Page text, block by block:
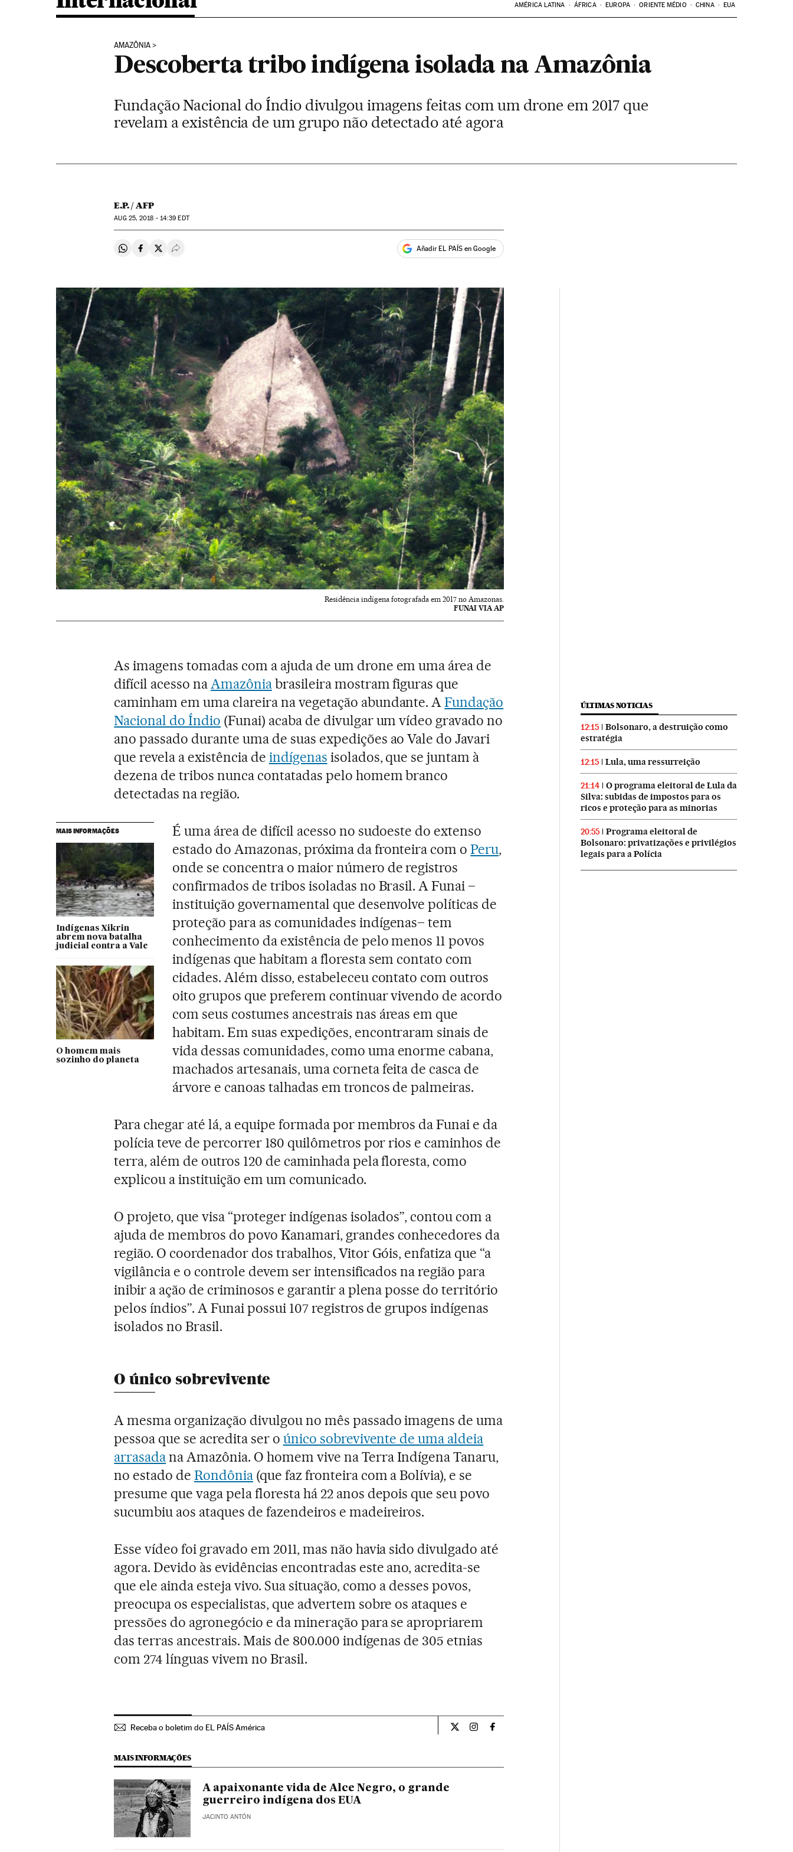
AMÉRICA LATINA ÁFRICA EUROPA ORIENTE MÉDIO CHINA EUA
AMAZÔNIA
Descoberta tribo indígena isolada na Amazônia
Fundação Nacional do Índio divulgou imagens feitas com um drone em 2017 que
revelam a existência de um grupo não detectado até agora
E.P. / AFP
AUG25, 2018 - 14:39 EDT
Compartir en Whatsapp
Compartir en Facebook
Compartir en Twitter
Desplegar Redes Sociales Añadir EL PAÍS en Google
Residência indígena fotografada em 2017 no Amazonas.
FUNAI VIA AP
As imagens tomadas com a ajuda de um drone em uma área de
difícil acesso naAmazôniabrasileira mostram figuras que
caminham em uma clareira na vegetação abundante. AFundação
Nacional do Índio (Funai) acaba de divulgar um vídeo gravado no
ano passado durante uma de suas expedições ao Vale do Javari
que revela a existência de indígenas isolados, que se juntam à
dezena de tribos nunca contatadas pelo homem branco
detectadas na região.
MAIS INFORMAÇÕES
Indígenas Xikrin
abrem nova batalha
judicial contra a Vale
O homem mais
sozinho do planeta
É uma área de difícil acesso no sudoeste do extenso
estado do Amazonas, próxima da fronteira com oPeru,
onde se concentra o maior número de registros
confirmados de tribos isoladas no Brasil. A Funai –
instituição governamental que desenvolve políticas de
proteção para as comunidades indígenas– tem
conhecimento da existência de pelo menos 11 povos
indígenas que habitam a floresta sem contato com
cidades. Além disso, estabeleceu contato com outros
oito grupos que preferem continuar vivendo de acordo
com seus costumes ancestrais nas áreas em que
habitam. Em suas expedições, encontraram sinais de
vida dessas comunidades, como uma enorme cabana,
machados artesanais, uma corneta feita de casca de
árvore e canoas talhadas em troncos de palmeiras.
Para chegar até lá, a equipe formada por membros da Funai e da
polícia teve de percorrer 180 quilômetros por rios e caminhos de
terra, além de outros 120 de caminhada pela floresta, como
explicou a instituição em um comunicado.
O projeto, que visa “proteger indígenas isolados”, contou com a
ajuda de membros do povo Kanamari, grandes conhecedores da
região. O coordenador dos trabalhos, Vitor Góis, enfatiza que “a
vigilância e o controle devem ser intensificados na região para
inibir a ação de criminosos e garantir a plena posse do território
pelos índios”. A Funai possui 107 registros de grupos indígenas
isolados no Brasil.
O único sobrevivente
A mesma organização divulgou no mês passado imagens de uma
pessoa que se acredita ser o único sobrevivente de uma aldeia
arrasadana Amazônia. O homem vive na Terra Indígena Tanaru,
no estado deRondônia(que faz fronteira com a Bolívia), e se
presume que vaga pela floresta há 22 anos depois que seu povo
sucumbiu aos ataques de fazendeiros e madeireiros.
Esse vídeo foi gravado em 2011, mas não havia sido divulgado até
agora. Devido às evidências encontradas este ano, acredita-se
que ele ainda esteja vivo. Sua situação, como a desses povos,
preocupa os especialistas, que advertem sobre os ataques e
pressões do agronegócio e da mineração para se apropriarem
das terras ancestrais. Mais de 800.000 indígenas de 305 etnias
com 274 línguas vivem no Brasil.
Receba o boletim do EL PAÍS América Internacional El País Brasil en Twitter
Internacional El País Brasil en Instagram
Internacional El País Brasil en Facebook
MAIS INFORMAÇÕES
A apaixonante vida de Alce Negro, o grande
guerreiro indígena dos EUA
JACINTO ANTÓN
ÚLTIMAS NOTICIAS
12:15
Bolsonaro, a destruição como
estratégia
12:15 Lula, uma ressurreição
21:14
O programa eleitoral de Lula da
Silva: subidas de impostos para os
ricos e proteção para as minorias
20:55
Programa eleitoral de
Bolsonaro: privatizações e privilégios
legais para a Polícia